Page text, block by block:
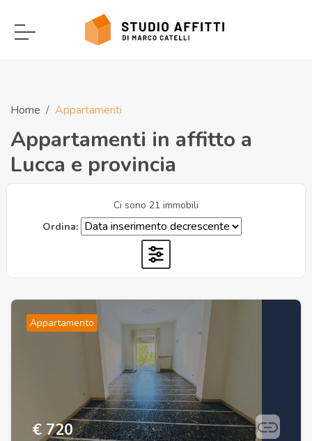
Home Appartamenti
Appartamenti in affitto a
Lucca e provincia
Ci sono 21 immobili
Ordina:
Appartamento
€ 720